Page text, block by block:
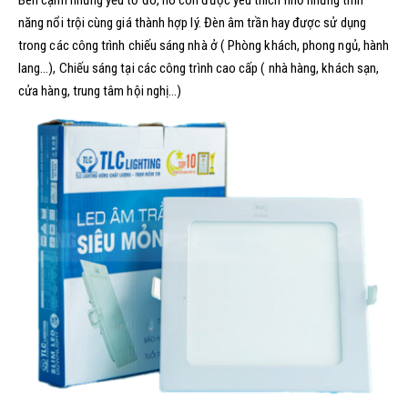
năng nổi trội cùng giá thành hợp lý. Đèn âm trần hay được sử dụng
trong các công trình chiếu sáng nhà ở ( Phòng khách, phong ngủ, hành
lang…), Chiếu sáng tại các công trình cao cấp ( nhà hàng, khách sạn,
cửa hàng, trung tâm hội nghị…)